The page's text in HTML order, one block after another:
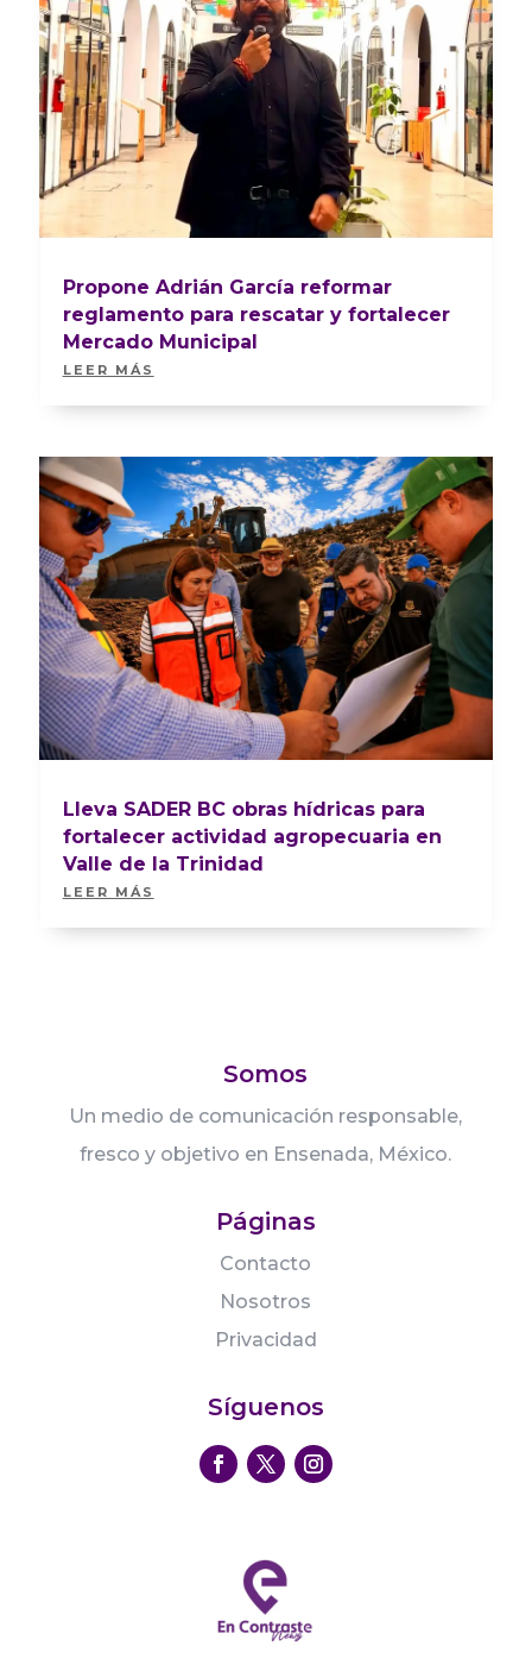
Propone Adrián García reformar
reglamento para rescatar y fortalecer
Mercado Municipal
LEER MÁS
Lleva SADER BC obras hídricas para
fortalecer actividad agropecuaria en
Valle de la Trinidad
LEER MÁS
Somos
Un medio de comunicación responsable,
fresco y objetivo en Ensenada, México.
Páginas
Contacto
Nosotros
Privacidad
Síguenos